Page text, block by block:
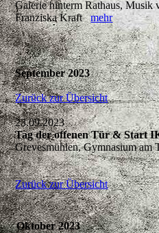
Galerie hinterm Rathaus, Musik
Franziska Kraftmehr
September 2023
Zurück zur Übersicht
23.09.2023
Tag der offenen Tür & Start
Grevesmühlen, Gymnasium am
Zurück zur Übersicht
Oktober 2023